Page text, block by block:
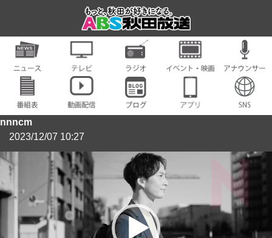
nnncm
2023/12/07 10:27
動
プ
レ